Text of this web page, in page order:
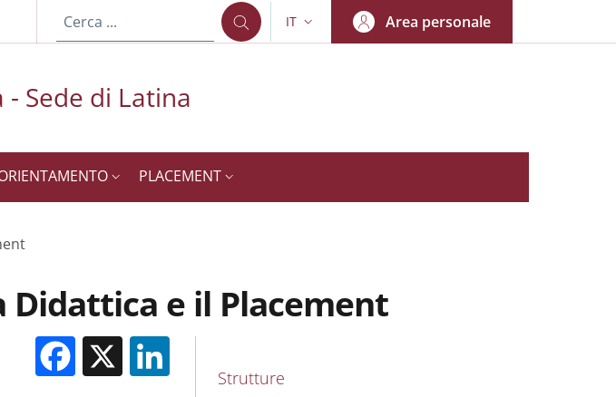
SELETTORE LINGUA: CURRENT LANGUAGE
IT Area personale
Sede di Latina
PLACEMENT
e il Placement
Facebook
X
MAIN NAVIGATION
Strutture